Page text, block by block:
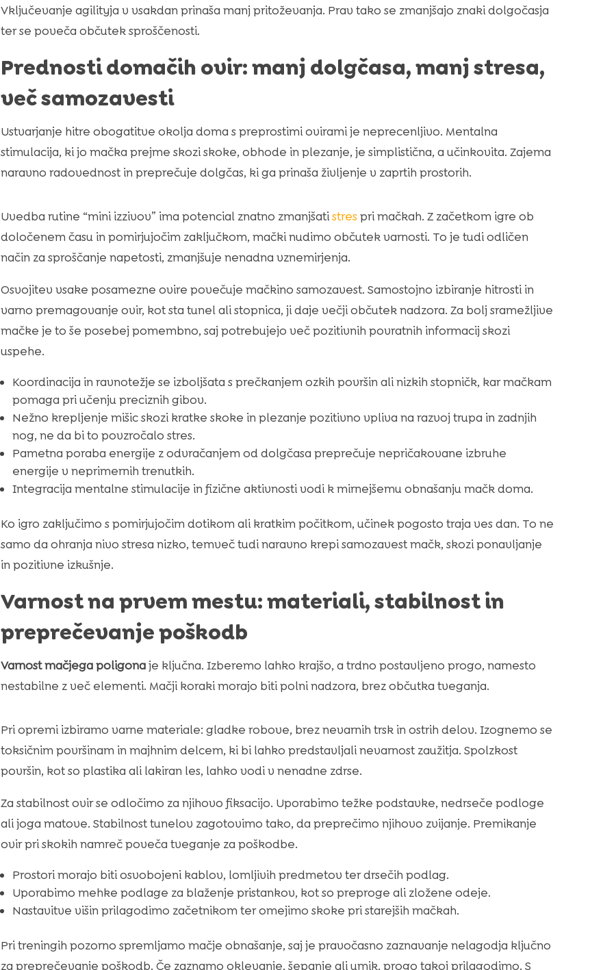
Vključevanje agilityja v vsakdan prinaša manj pritoževanja. Prav tako se zmanjšajo znaki dolgočasja
ter se poveča občutek sproščenosti.
Prednosti domačih ovir: manj dolgčasa, manj stresa,
več samozavesti
Ustvarjanje hitre obogatitve okolja doma s preprostimi ovirami je neprecenljivo. Mentalna
stimulacija, ki jo mačka prejme skozi skoke, obhode in plezanje, je simplistična, a učinkovita. Zajema
naravno radovednost in preprečuje dolgčas, ki ga prinaša življenje v zaprtih prostorih.
Uvedba rutine “mini izzivov” ima potencial znatno zmanjšatistrespri mačkah. Z začetkom igre ob
določenem času in pomirjujočim zaključkom, mački nudimo občutek varnosti. To je tudi odličen
način za sproščanje napetosti, zmanjšuje nenadna vznemirjenja.
Osvojitev vsake posamezne ovire povečuje mačkino samozavest. Samostojno izbiranje hitrosti in
varno premagovanje ovir, kot sta tunel ali stopnica, ji daje večji občutek nadzora. Za bolj sramežljive
mačke je to še posebej pomembno, saj potrebujejo več pozitivnih povratnih informacij skozi
uspehe.
Koordinacija in ravnotežje se izboljšata s prečkanjem ozkih površin ali nizkih stopničk, kar mačkam
pomaga pri učenju preciznih gibov.
Nežno krepljenje mišic skozi kratke skoke in plezanje pozitivno vpliva na razvoj trupa in zadnjih
nog, ne da bi to povzročalo stres.
Pametna poraba energije z odvračanjem od dolgčasa preprečuje nepričakovane izbruhe
energije v neprimernih trenutkih.
Integracija mentalne stimulacije in fizične aktivnosti vodi k mirnejšemu obnašanju mačk doma.
Ko igro zaključimo s pomirjujočim dotikom ali kratkim počitkom, učinek pogosto traja ves dan. To ne
samo da ohranja nivo stresa nizko, temveč tudi naravno krepi samozavest mačk, skozi ponavljanje
in pozitivne izkušnje.
Varnost na prvem mestu: materiali, stabilnost in
preprečevanje poškodb
Varnost mačjega poligonaje ključna. Izberemo lahko krajšo, a trdno postavljeno progo, namesto
nestabilne z več elementi. Mačji koraki morajo biti polni nadzora, brez občutka tveganja.
Pri opremi izbiramo varne materiale: gladke robove, brez nevarnih trsk in ostrih delov. Izognemo se
toksičnim površinam in majhnim delcem, ki bi lahko predstavljali nevarnost zaužitja. Spolzkost
površin, kot so plastika ali lakiran les, lahko vodi v nenadne zdrse.
Za stabilnost ovir se odločimo za njihovo fiksacijo. Uporabimo težke podstavke, nedrseče podloge
ali joga matove. Stabilnost tunelov zagotovimo tako, da preprečimo njihovo zvijanje. Premikanje
ovir pri skokih namreč poveča tveganje za poškodbe.
Prostori morajo biti osvobojeni kablov, lomljivih predmetov ter drsečih podlag.
Uporabimo mehke podlage za blaženje pristankov, kot so preproge ali zložene odeje.
Nastavitve višin prilagodimo začetnikom ter omejimo skoke pri starejših mačkah.
Pri treningih pozorno spremljamo mačje obnašanje, saj je pravočasno zaznavanje nelagodja ključno
za preprečevanje poškodb. Če zaznamo oklevanje, šepanje ali umik, progo takoj prilagodimo. S